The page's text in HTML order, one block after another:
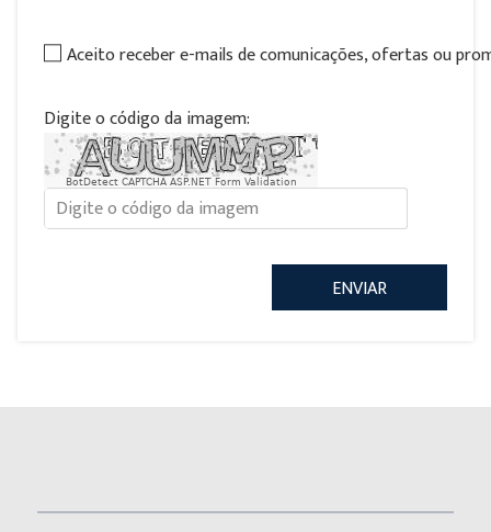
Aceito receber e-mails de comunicações, ofertas ou
Digite o código da imagem:
BotDetect CAPTCHA ASP.NET Form Validation
ENVIAR